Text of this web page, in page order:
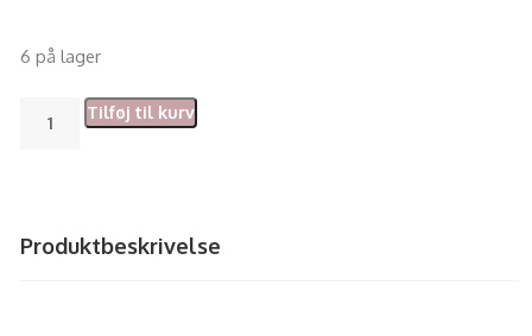
6 på lager
Tilføj til kurv
Produktbeskrivelse